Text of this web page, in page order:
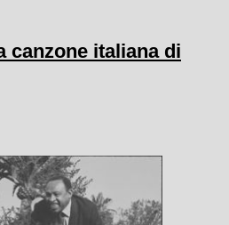
canzone italiana di